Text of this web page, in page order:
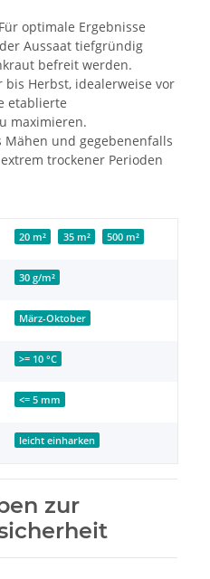
optimale Ergebnisse
Aussaat tiefgründig
befreit werden.
bis Herbst, idealerweise vor
etablierte
maximieren.
Mähen und gegebenenfalls
trockener Perioden
20 m² 35 m² 500 m²
30 g/m²
März-Oktober
>= 10 °C
<= 5 mm
leicht einharken
zur